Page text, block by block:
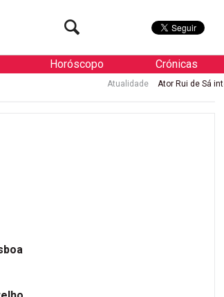
Horóscopo Crónicas
Atualidade Ator Rui de Sá